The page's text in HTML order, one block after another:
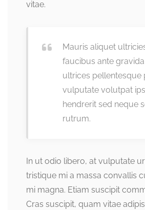
vitae.
Mauris aliquet
faucibus ante gravida
ultrices pellentesque
vulputate volutpat
hendrerit sed neque
rutrum.
In ut odio libero, at vulputate
tristique mi a massa convallis
mi magna. Etiam suscipit
Cras suscipit, quam vitae